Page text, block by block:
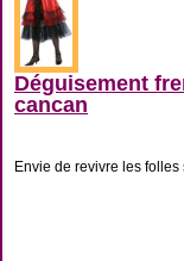
Déguisement
cancan
Envie de revivre les